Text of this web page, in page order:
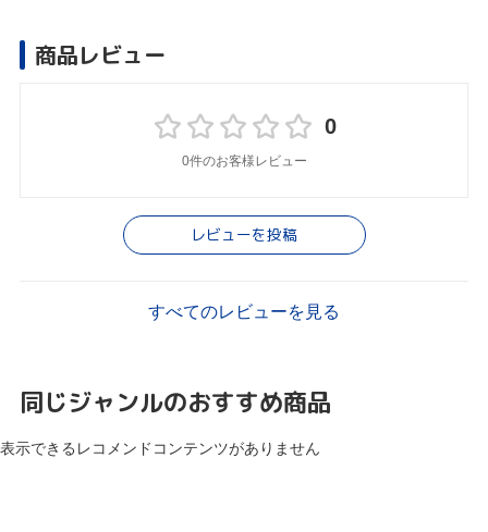
商品レビュー
0
0件のお客様レビュー
レビューを投稿
すべてのレビューを見る
同じジャンルのおすすめ商品
表示できるレコメンドコンテンツがありません